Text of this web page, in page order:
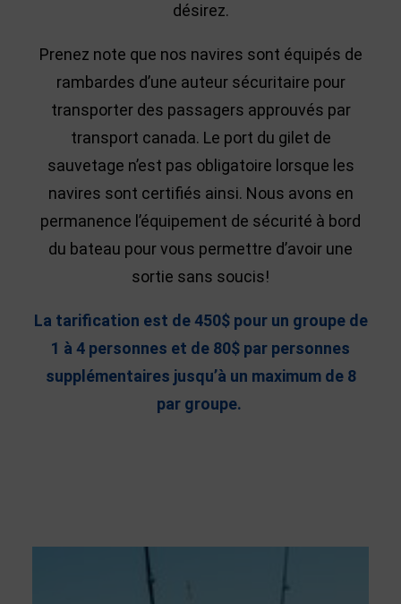
désirez.
Prenez note que nos navires sont équipés de
rambardes d’une auteur sécuritaire pour
transporter des passagers approuvés par
transport canada. Le port du gilet de
sauvetage n’est pas obligatoire lorsque les
navires sont certifiés ainsi. Nous avons en
permanence l’équipement de sécurité à bord
du bateau pour vous permettre d’avoir une
sortie sans soucis!
La tarification est de 450$ pour un groupe de
1 à 4 personnes et de 80$ par personnes
supplémentaires jusqu’à un maximum de 8
par groupe.